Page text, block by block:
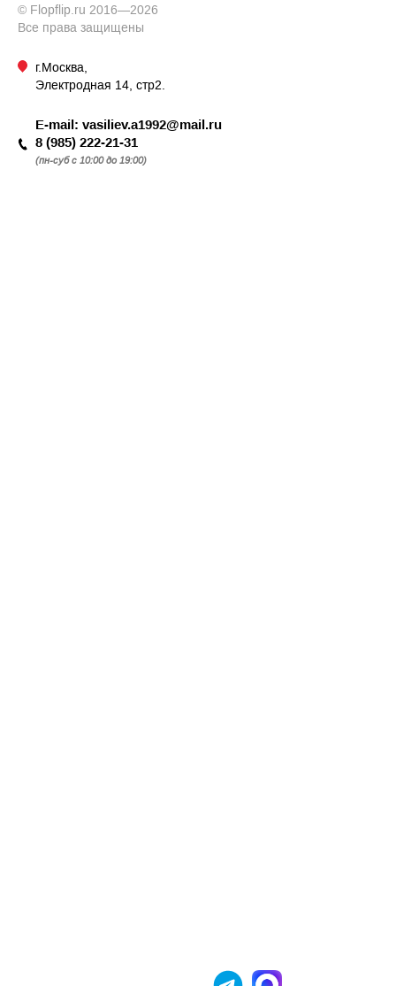
© Flopflip.ru 2016—2026
Все права защищены
г.Москва,
Электродная 14, стр2.
E-mail: vasiliev.a1992@mail.ru
8 (985) 222-21-31
(пн-суб с 10:00 до 19:00)